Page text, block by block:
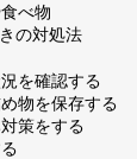
べ物
の対処法
を確認する
物を保存する
策をする